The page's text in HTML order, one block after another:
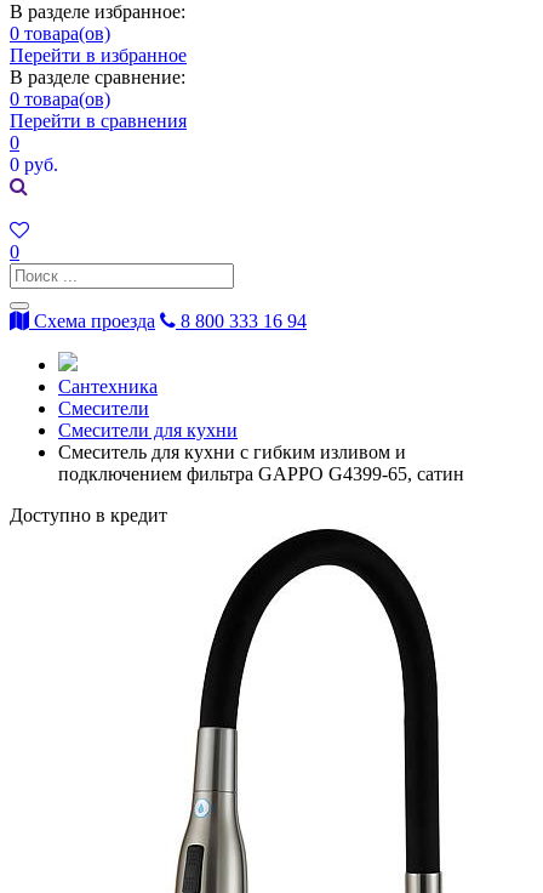
В разделе избранное:
0 товара(ов)
Перейти в избранное
В разделе сравнение:
0 товара(ов)
Перейти в сравнения
0
0 руб.
0
Схема проезда 8 800 333 16 94
Сантехника
Смесители
Смесители для кухни
Смеситель для кухни с гибким изливом и
подключением фильтра GAPPO G4399-65, сатин
Доступно в кредит